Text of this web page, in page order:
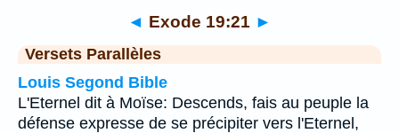
◄ Exode 19:21 ►
Versets Parallèles
Louis Segond Bible
L'Eternel dit à Moïse: Descends, fais au peuple la
défense expresse de se précipiter vers l'Eternel,